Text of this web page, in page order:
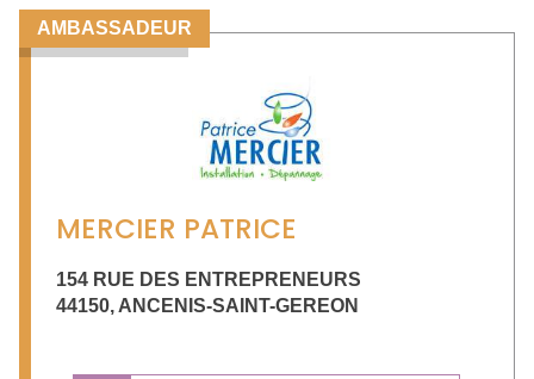
AMBASSADEUR
MERCIER PATRICE
154 RUE DES ENTREPRENEURS
44150, ANCENIS-SAINT-GEREON